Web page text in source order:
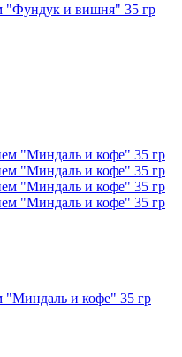
"Фундук и вишня" 35 гр
и кофе" 35 гр